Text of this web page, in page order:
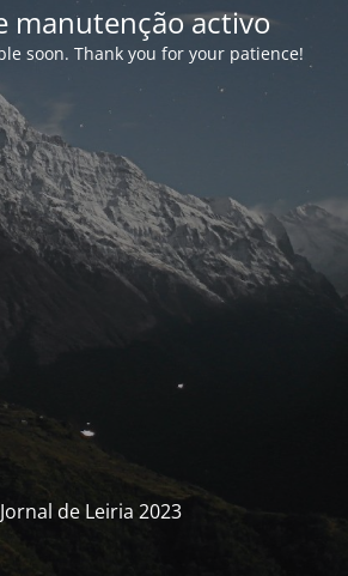
manutenção activo
soon. Thank you for your patience!
de Leiria 2023